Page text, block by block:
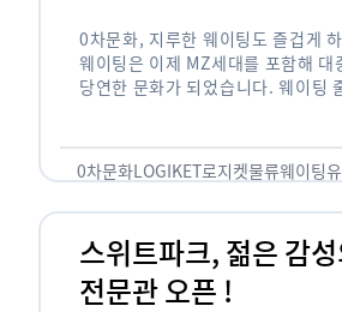
0차문화, 지루한 웨이팅도 즐겁게
웨이팅은 이제 MZ세대를 포함해 대
당연한 문화가 되었습니다. 웨이팅
0차문화LOGIKET로지켓물류웨이팅
스위트파크, 젊은 감
전문관 오픈 !